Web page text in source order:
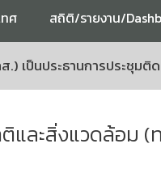
ศ สถิติ/รายงาน/
เป็นประธานการประชุม
ละสิ่งแวดล้อม